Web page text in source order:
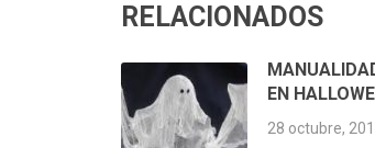
RELACIONADOS
EN
28 octubre,